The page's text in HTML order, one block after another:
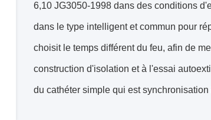
6,10 JG3050-1998 dans des conditions
dans le type intelligent et commun pour
choisit le temps différent du feu, afin de
construction d'isolation et à l'essai
du cathéter simple qui est